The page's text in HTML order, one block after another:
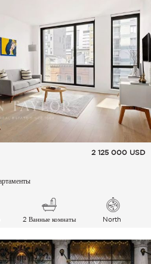
2 125 000 USD
2 Ванные комнаты North